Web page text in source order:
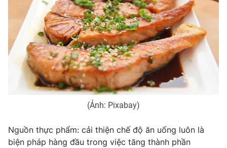
(Ảnh: Pixabay)
Nguồn thực phẩm: cải thiện chế độ ăn uống luôn là
biện pháp hàng đầu trong việc tăng thành phần